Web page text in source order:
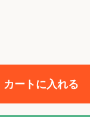
カートに入れる